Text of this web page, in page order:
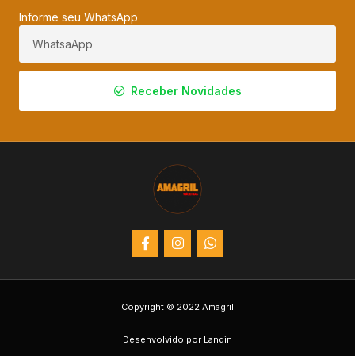
Informe seu WhatsApp
Receber Novidades
Copyright © 2022 Amagril
Desenvolvido por Landin